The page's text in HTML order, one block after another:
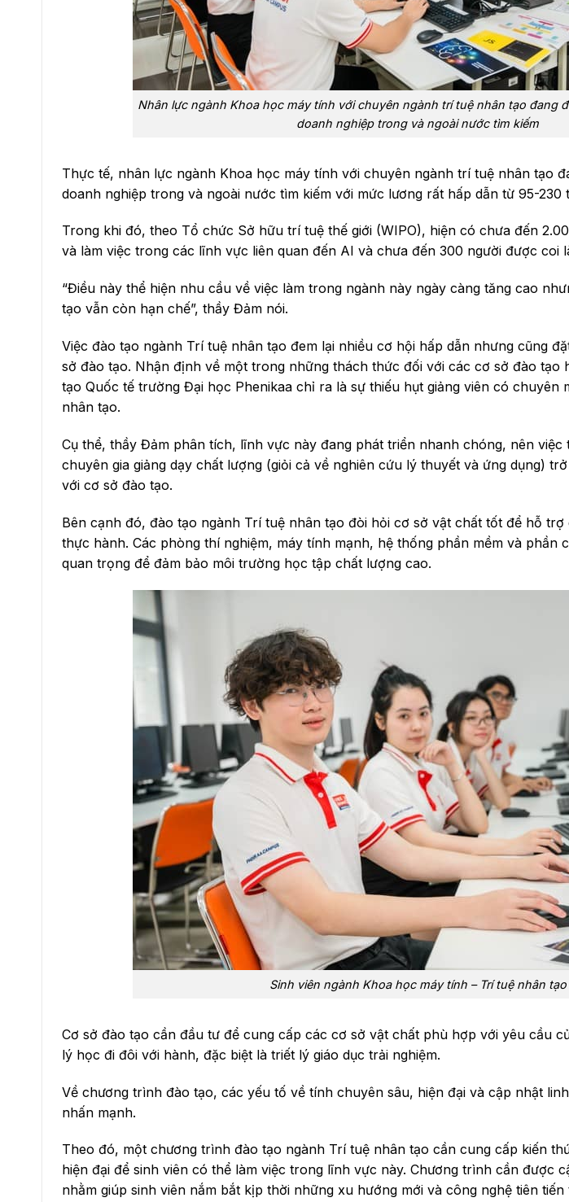
Nhân lực ngành Khoa học máy tính với chuyên ngành trí tuệ nhân tạo đang
doanh nghiệp trong và ngoài nước tìm kiếm
Thực tế, nhân lực ngành Khoa học máy tính với chuyên ngành trí tuệ nhân tạo
doanh nghiệp trong và ngoài nước tìm kiếm với mức lương rất hấp dẫn từ 95-
Trong khi đó, theo Tổ chức Sở hữu trí tuệ thế giới (WIPO), hiện có chưa đến
và làm việc trong các lĩnh vực liên quan đến AI và chưa đến 300 người được coi
“Điều này thể hiện nhu cầu về việc làm trong ngành này ngày càng tăng cao
tạo vẫn còn hạn chế”, thầy Đảm nói.
Việc đào tạo ngành Trí tuệ nhân tạo đem lại nhiều cơ hội hấp dẫn nhưng cũng
sở đào tạo. Nhận định về một trong những thách thức đối với các cơ sở đào tạo
tạo Quốc tế trường Đại học Phenikaa chỉ ra là sự thiếu hụt giảng viên có
nhân tạo.
Cụ thể, thầy Đảm phân tích, lĩnh vực này đang phát triển nhanh chóng, nên việc
chuyên gia giảng dạy chất lượng (giỏi cả về nghiên cứu lý thuyết và ứng dụng)
với cơ sở đào tạo.
Bên cạnh đó, đào tạo ngành Trí tuệ nhân tạo đòi hỏi cơ sở vật chất tốt để hỗ
thực hành. Các phòng thí nghiệm, máy tính mạnh, hệ thống phần mềm và phần
quan trọng để đảm bảo môi trường học tập chất lượng cao.
Sinh viên ngành Khoa học máy tính – Trí tuệ nhân tạo
Cơ sở đào tạo cần đầu tư để cung cấp các cơ sở vật chất phù hợp với yêu cầu
lý học đi đôi với hành, đặc biệt là triết lý giáo dục trải nghiệm.
Về chương trình đào tạo, các yếu tố về tính chuyên sâu, hiện đại và cập nhật
nhấn mạnh.
Theo đó, một chương trình đào tạo ngành Trí tuệ nhân tạo cần cung cấp kiến
hiện đại để sinh viên có thể làm việc trong lĩnh vực này. Chương trình cần được
nhằm giúp sinh viên nắm bắt kịp thời những xu hướng mới và công nghệ tiên tiến